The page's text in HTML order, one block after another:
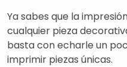
Ya sabes que la
cualquier pieza
basta con echarle un
imprimir piezas únicas.